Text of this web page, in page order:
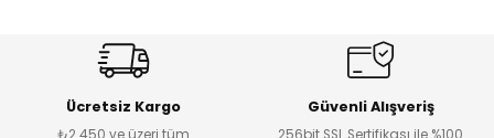
Ücretsiz Kargo Güvenli Alışveriş